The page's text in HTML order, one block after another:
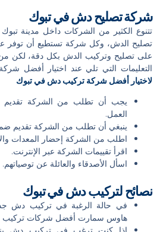
شركة تصليح دش في تبوك
تتنوع الكثير من الشركات داخل مدينة
تصليح الدش، وكل شركة تستطيع أن توفر
على تصليح وتركيب الدش بكل دقة، لكن من
التعليمات التي تلي عند اختيار أفضل
لاختيار أفضل شركة تركيب دش في تبوك
يجب أن تطلب من الشركة
العمل.
ينبغي أن تطلب من الشركة تقديم
اطلب من الشركة إحضار المعدات
اقرأ تقييمات الشركة عبر الإنترنت.
اسأل الأصدقاء والعائلة عن توصياتهم.
نصائح لتركيب دش في تبوك
في حالة الرغبة في تركيب دش
هاوس سمارت أفضل شركات تركيب